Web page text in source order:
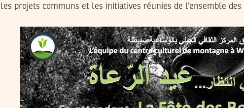
les projets communs et les initiatives réunies de l’ensemble des